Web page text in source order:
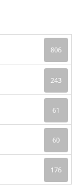
806
243
61
60
176